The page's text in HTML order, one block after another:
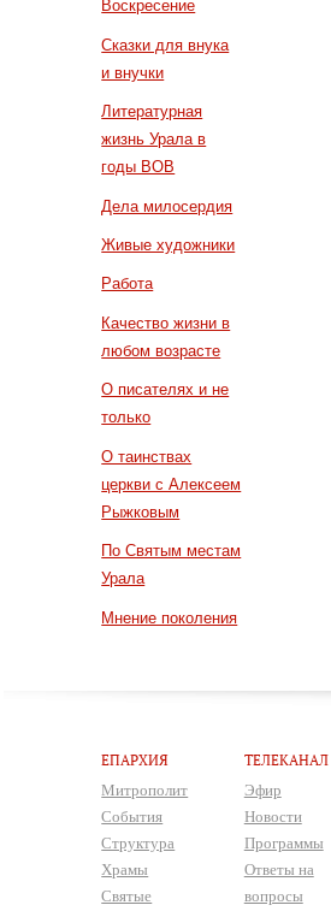
Воскресение
Сказки для внука
и внучки
Литературная
жизнь Урала в
годы ВОВ
Дела милосердия
Живые художники
Работа
Качество жизни в
любом возрасте
О писателях и не
только
О таинствах
церкви с Алексеем
Рыжковым
По Святым местам
Урала
Мнение поколения
ЕПАРХИЯ
Митрополит
События
Структура
Храмы
Святые
ТЕЛЕКАНАЛ
Эфир
Новости
Программы
Ответы на
вопросы